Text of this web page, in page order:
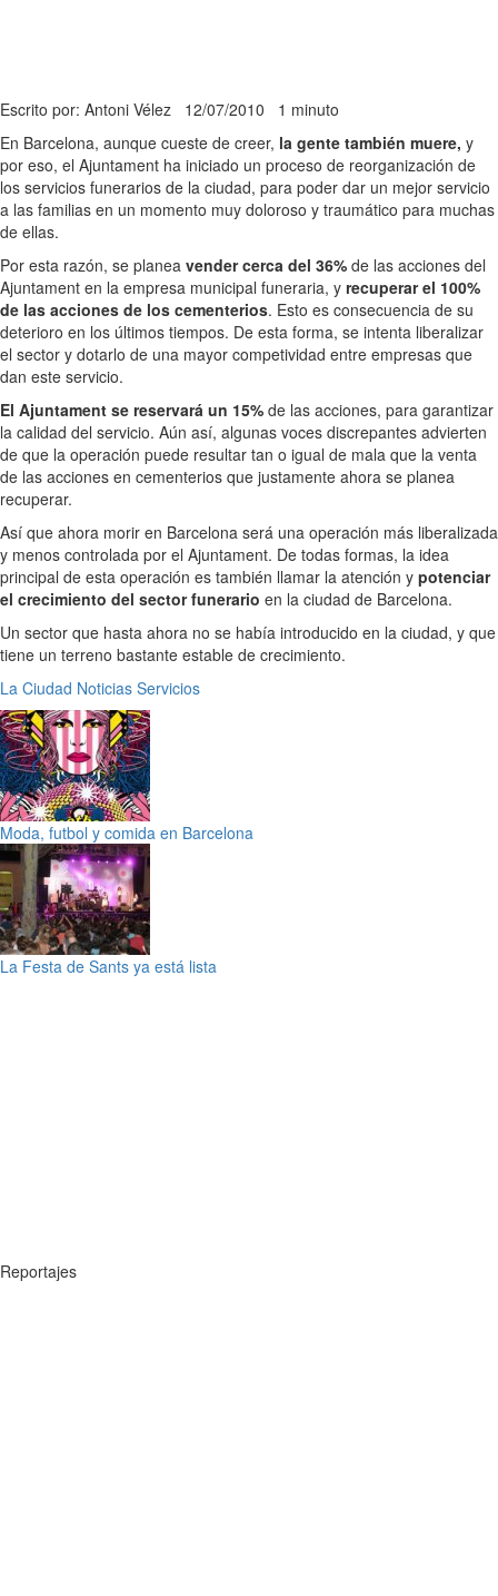
Escrito por: Antoni Vélez 12/07/2010 1 minuto
En Barcelona, aunque cueste de creer, la gente también muere, y
por eso, el Ajuntament ha iniciado un proceso de reorganización de
los servicios funerarios de la ciudad, para poder dar un mejor servicio
a las familias en un momento muy doloroso y traumático para muchas
de ellas.
Por esta razón, se planea vender cerca del 36% de las acciones del
Ajuntament en la empresa municipal funeraria, y recuperar el 100%
de las acciones de los cementerios. Esto es consecuencia de su
deterioro en los últimos tiempos. De esta forma, se intenta liberalizar
el sector y dotarlo de una mayor competividad entre empresas que
dan este servicio.
El Ajuntament se reservará un 15% de las acciones, para garantizar
la calidad del servicio. Aún así, algunas voces discrepantes advierten
de que la operación puede resultar tan o igual de mala que la venta
de las acciones en cementerios que justamente ahora se planea
recuperar.
Así que ahora morir en Barcelona será una operación más liberalizada
y menos controlada por el Ajuntament. De todas formas, la idea
principal de esta operación es también llamar la atención y potenciar
el crecimiento del sector funerario en la ciudad de Barcelona.
Un sector que hasta ahora no se había introducido en la ciudad, y que
tiene un terreno bastante estable de crecimiento.
La Ciudad Noticias Servicios
Moda, futbol y comida en Barcelona
La Festa de Sants ya está lista
Reportajes